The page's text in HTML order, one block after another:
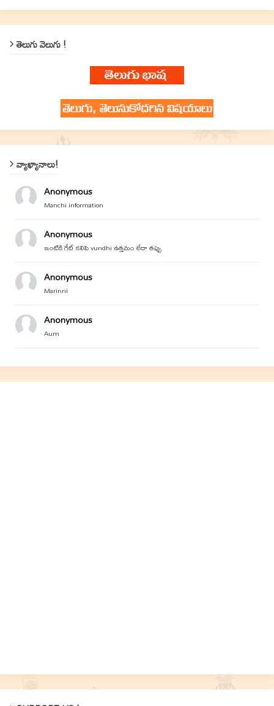
తెలుగు వెలుగు !
వ్యాఖ్యానాలు!
Anonymous
Manchi information
Anonymous
ఇంటికి గేట్ కలిపి vundhi ఉత్తమం లేదా తప్పు
Anonymous
Marinni
Anonymous
Aum